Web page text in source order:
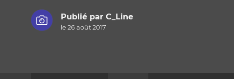
Publié par C_Line
le 26 août 2017